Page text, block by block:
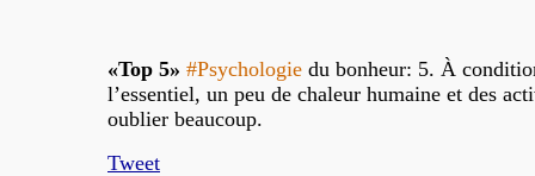
«Top 5» #Psychologie du bonheur: 5. À
l’essentiel, un peu de chaleur humaine et des
oublier beaucoup.
Tweet